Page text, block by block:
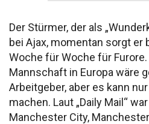
Der Stürmer, der als
bei Ajax, momentan sorgt er
Woche für Woche für
Mannschaft in Europa wäre
Arbeitgeber, aber es kann
machen. Laut „Daily Mail“
Manchester City,